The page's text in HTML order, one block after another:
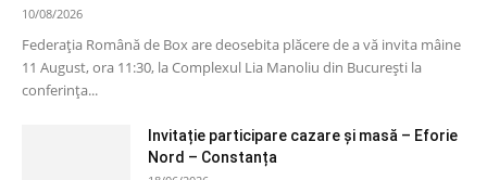
10/08/2026
Federația Română de Box are deosebita plăcere de a vă invita mâine
11 August, ora 11:30, la Complexul Lia Manoliu din București la
conferința...
Invitație participare cazare și masă – Eforie
Nord – Constanța